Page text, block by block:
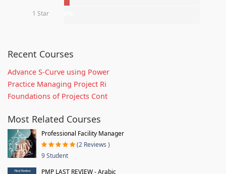
1 Star
Recent Courses
Advance S-Curve using Power
Practice Managing Project Ri
Foundations of Projects Cont
Most Related Courses
Professional Facility Manager
(2 Reviews )
9 Student
PMP LAST REVIEW - Arabic